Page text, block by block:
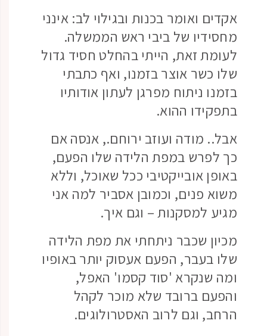
אקדים ואומר בכנות ובגילוי לב: אינני
מחסידיו של ביבי ראש הממשלה.
לעומת זאת, הייתי בהחלט חסיד גדול
שלו כשר אוצר בזמנו, ואף כתבתי
בזמנו ניתוח מפרגן לעתון אודותיו
בתפקידו ההוא.
אבל.. מודה ועוזב ירוחם., אנסה אם
כך לפרש במפת הלידה שלו הפעם,
באופן אובייקטיבי ככל שאוכל, וללא
משוא פנים, וכמובן אסביר למה אני
מגיע למסקנות – וגם איך.
מכיון שכבר ניתחתי את מפת הלידה
שלו בעבר, הפעם אעסוק יותר באופיו
ומה שנקרא 'סוד קסמו' האפל,
והפעם ברובד שלא מוכר לקהל
הרחב, וגם לרוב האסטרולוגים.